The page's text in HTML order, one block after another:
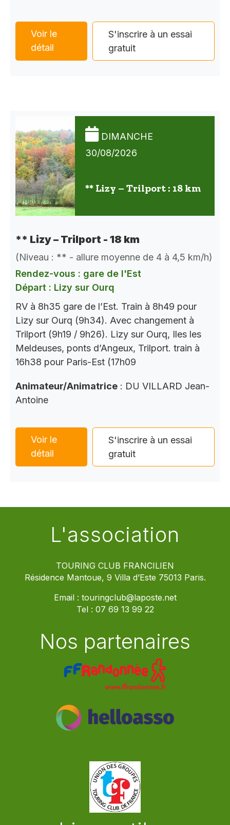
Voir le
détail
S'inscrire à un essai
gratuit
DIMANCHE
30/08/2026
** Lizy – Trilport : 18 km
** Lizy – Trilport - 18 km
(Niveau : ** - allure moyenne de 4 à 4,5 km/h)
Rendez-vous : gare de l'Est
Départ : Lizy sur Ourq
RV à 8h35 gare de l’Est. Train à 8h49 pour
Lizy sur Ourq (9h34). Avec changement à
Trilport (9h19 / 9h26). Lizy sur Ourq, Iles les
Meldeuses, ponts d’Angeux, Trilport. train à
16h38 pour Paris-Est (17h09
Animateur/Animatrice : DU VILLARD Jean-
Antoine
Voir le
détail
S'inscrire à un essai
gratuit
L'association
TOURING CLUB FRANCILIEN
Résidence Mantoue, 9 Villa d’Este 75013 Paris.
Email : touringclub@laposte.net
Tel : 07 69 13 99 22
Nos partenaires